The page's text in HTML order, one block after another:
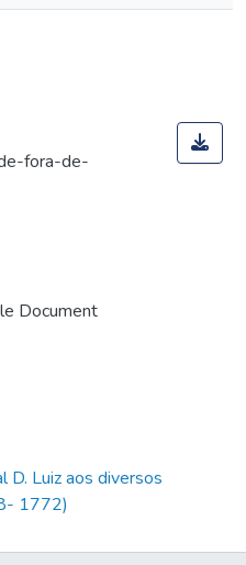
fora-de-
Document
D. Luiz aos diversos
1772)